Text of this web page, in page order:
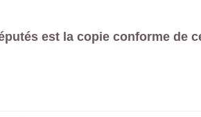
est la copie conforme de